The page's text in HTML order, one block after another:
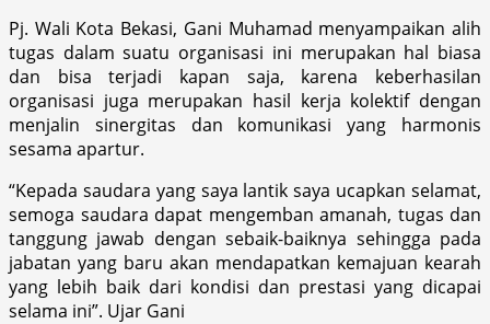
Pj. Wali Kota Bekasi, Gani Muhamad menyampaikan alih
tugas dalam suatu organisasi ini merupakan hal biasa
dan bisa terjadi kapan saja, karena keberhasilan
organisasi juga merupakan hasil kerja kolektif dengan
menjalin sinergitas dan komunikasi yang harmonis
sesama apartur.
“Kepada saudara yang saya lantik saya ucapkan selamat,
semoga saudara dapat mengemban amanah, tugas dan
tanggung jawab dengan sebaik-baiknya sehingga pada
jabatan yang baru akan mendapatkan kemajuan kearah
yang lebih baik dari kondisi dan prestasi yang dicapai
selama ini”. Ujar Gani